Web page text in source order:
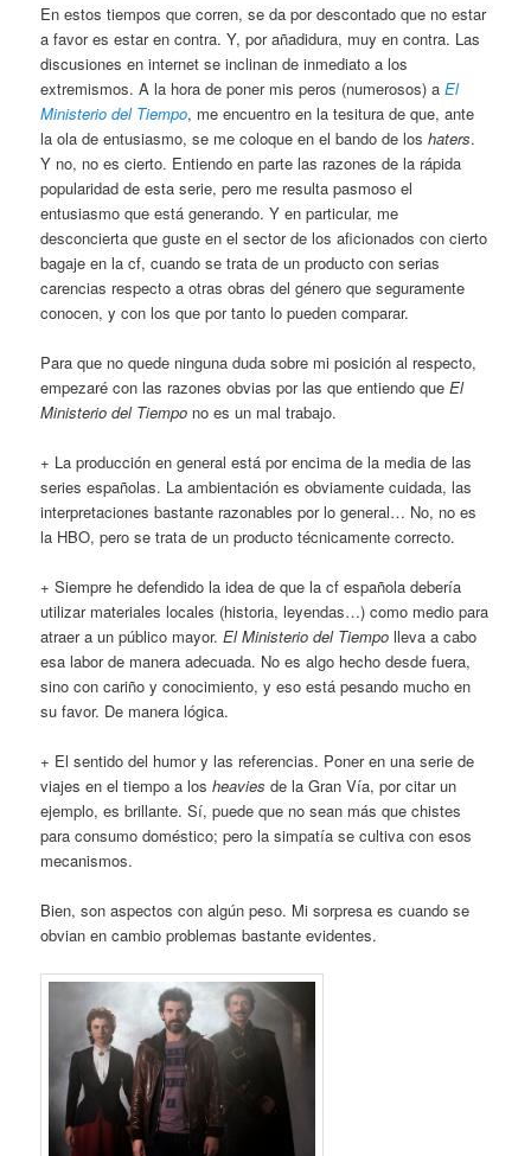
En estos tiempos que corren, se da por descontado que no estar
a favor es estar en contra. Y, por añadidura, muy en contra. Las
discusiones en internet se inclinan de inmediato a los
extremismos. A la hora de poner mis peros (numerosos) aEl
Ministerio del Tiempo, me encuentro en la tesitura de que, ante
la ola de entusiasmo, se me coloque en el bando de loshaters.
Y no, no es cierto. Entiendo en parte las razones de la rápida
popularidad de esta serie, pero me resulta pasmoso el
entusiasmo que está generando. Y en particular, me
desconcierta que guste en el sector de los aficionados con cierto
bagaje en la cf, cuando se trata de un producto con serias
carencias respecto a otras obras del género que seguramente
conocen, y con los que por tanto lo pueden comparar.
Para que no quede ninguna duda sobre mi posición al respecto,
empezaré con las razones obvias por las que entiendo queEl
Ministerio del Tiempo no es un mal trabajo.
+ La producción en general está por encima de la media de las
series españolas. La ambientación es obviamente cuidada, las
interpretaciones bastante razonables por lo general… No, no es
la HBO, pero se trata de un producto técnicamente correcto.
+ Siempre he defendido la idea de que la cf española debería
utilizar materiales locales (historia, leyendas…) como medio para
atraer a un público mayor.El Ministerio del Tiempo lleva a cabo
esa labor de manera adecuada. No es algo hecho desde fuera,
sino con cariño y conocimiento, y eso está pesando mucho en
su favor. De manera lógica.
+ El sentido del humor y las referencias. Poner en una serie de
viajes en el tiempo a losheavies de la Gran Vía, por citar un
ejemplo, es brillante. Sí, puede que no sean más que chistes
para consumo doméstico; pero la simpatía se cultiva con esos
mecanismos.
Bien, son aspectos con algún peso. Mi sorpresa es cuando se
obvian en cambio problemas bastante evidentes.